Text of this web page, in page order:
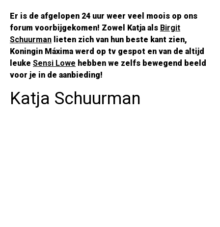
Er is de afgelopen 24 uur weer veel moois op ons
forum voorbijgekomen! Zowel Katja als Birgit
Schuurman lieten zich van hun beste kant zien,
Koningin Máxima werd op tv gespot en van de altijd
leuke Sensi Lowe hebben we zelfs bewegend beeld
voor je in de aanbieding!
Katja Schuurman